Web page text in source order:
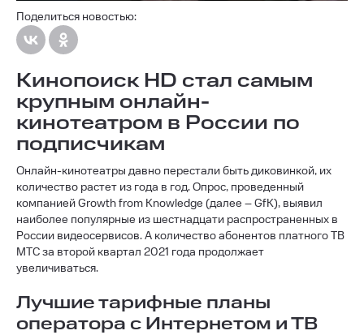
Поделиться новостью:
Кинопоиск HD стал самым
крупным онлайн-
кинотеатром в России по
подписчикам
Онлайн-кинотеатры давно перестали быть диковинкой, их
количество растет из года в год. Опрос, проведенный
компанией Growth from Knowledge (далее – GfK), выявил
наиболее популярные из шестнадцати распространенных в
России видеосервисов. А количество абонентов платного ТВ
МТС за второй квартал 2021 года продолжает
увеличиваться.
Лучшие тарифные планы
оператора с Интернетом и ТВ